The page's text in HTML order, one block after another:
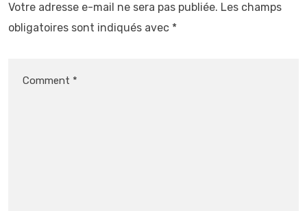
Votre adresse e-mail ne sera pas publiée. Les champs
obligatoires sont indiqués avec *